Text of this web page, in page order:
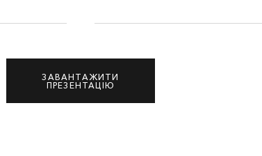
ЗАВАНТАЖИТИ
ПРЕЗЕНТАЦІЮ